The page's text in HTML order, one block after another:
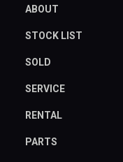
ABOUT
STOCK LIST
SOLD
SERVICE
RENTAL
PARTS